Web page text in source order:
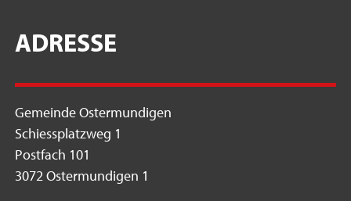
ADRESSE
Gemeinde Ostermundigen
Schiessplatzweg 1
Postfach 101
3072 Ostermundigen 1